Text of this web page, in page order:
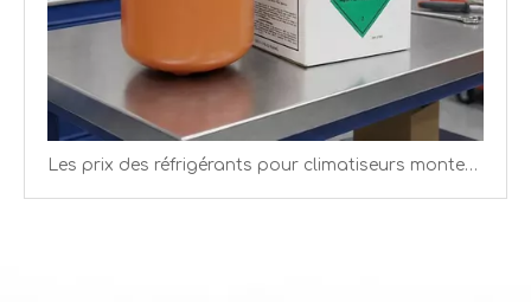
Les prix des réfrigérants pour climatiseurs montent en flèche en 2026 alors que les quotas resserrent l’offre